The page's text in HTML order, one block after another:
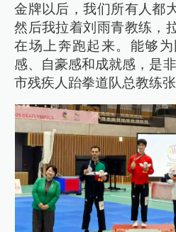
金牌以后，我们所有人都
然后我拉着刘雨青教练，
在场上奔跑起来。能够
感、自豪感和成就感，是
市残疾人跆拳道队总教练张